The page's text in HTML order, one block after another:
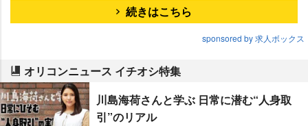
続きはこちら
sponsored by 求人ボックス
オリコンニュース イチオシ特集
川島海荷さんと学ぶ 日常に潜む“人身取
引”のリアル